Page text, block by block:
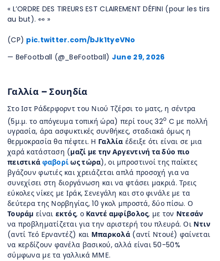
« L’ORDRE DES TIREURS EST CLAIREMENT DÉFINI (pour les tirs
au but). 👀 »
(CP) pic.twitter.com/bJk1tyeVNo
— BeFootball (@_BeFootball) June 29, 2026
Γαλλία – Σουηδία
Στο Ιστ Ράδερφορντ του Νιού Τζέρσι το ματς, η σέντρα
(5μ.μ. το απόγευμα τοπική ώρα) περί τους 32ο C με πολλή
υγρασία, άρα ασφυκτικές συνθήκες, σταδιακά όμως η
θερμοκρασία θα πέφτει. Η Γαλλία έδειξε ότι είναι σε μια
χαρά κατάσταση (μαζί με την Αργεντινή τα δύο πιο
πειστικά φαβορίως τώρα), οι μπροστινοί της παίκτες
βγάζουν φωτιές και χρειάζεται απλά προσοχή για να
συνεχίσει στη διοργάνωση και να φτάσει μακριά. Τρεις
εύκολες νίκες με Ιράκ, Σενεγάλη και στο φινάλε με τα
δεύτερα της Νορβηγίας, 10 γκολ μπροστά, δύο πίσω. Ο
Τουράμ είναι εκτός, ο Καντέ αμφίβολος, με τον Ντεσάν
να προβληματίζεται για την αριστερή του πλευρά. Οι Ντιν
(αντί Τεό Ερναντέζ) και Μπαρκολά(αντί Ντουέ) φαίνεται
να κερδίζουν φανέλα βασικού, αλλά είναι 50-50%
σύμφωνα με τα γαλλικά ΜΜΕ.